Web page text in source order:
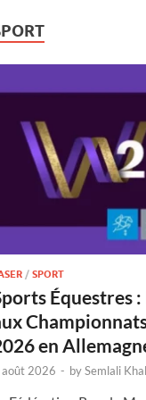
/SPORT
Équestres
en
2026 - bySemlali